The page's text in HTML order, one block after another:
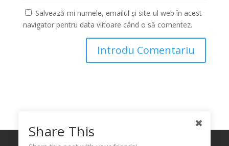
Salvează-mi numele, emailul și site-ul web în acest
navigator pentru data viitoare când o să comentez.
Politica de confidențialitate
Share This